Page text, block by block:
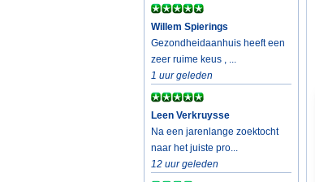
Willem Spierings
Gezondheidaanhuis heeft een
zeer ruime keus , ...
1 uur geleden
Leen Verkruysse
Na een jarenlange zoektocht
naar het juiste pro...
12 uur geleden